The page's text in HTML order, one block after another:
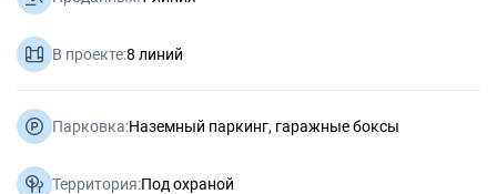
В проекте:8 линий
Парковка:Наземный паркинг, гаражные боксы
Территория:Под охраной